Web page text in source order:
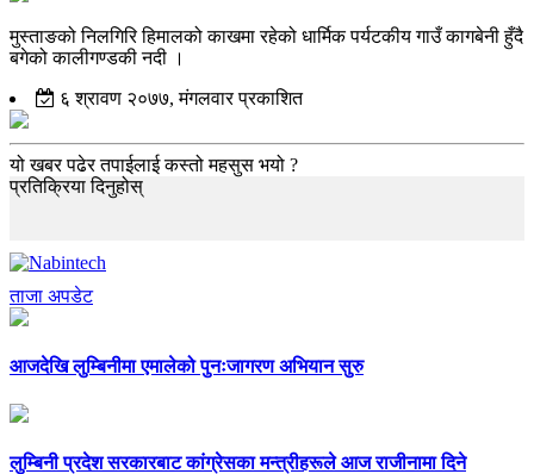
मुस्ताङको निलगिरि हिमालको काखमा रहेको धार्मिक पर्यटकीय गाउँ कागबेनी हुँदै
बगेको कालीगण्डकी नदी ।
६ श्रावण २०७७, मंगलवार प्रकाशित
यो खबर पढेर तपाईलाई कस्तो महसुस भयो ?
प्रतिक्रिया दिनुहोस्
ताजा अपडेट
आजदेखि लुम्बिनीमा एमालेको पुनःजागरण अभियान सुरु
लुम्बिनी प्रदेश सरकारबाट कांग्रेसका मन्त्रीहरूले आज राजीनामा दिने